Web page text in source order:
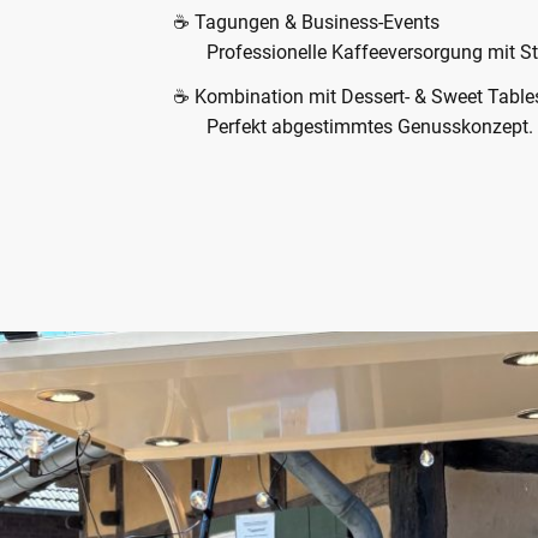
☕ Tagungen & Business-Events
Professionelle Kaffeeversorgung mit
☕ Kombination mit Dessert- & Sweet
Perfekt abgestimmtes Genusskonzept.